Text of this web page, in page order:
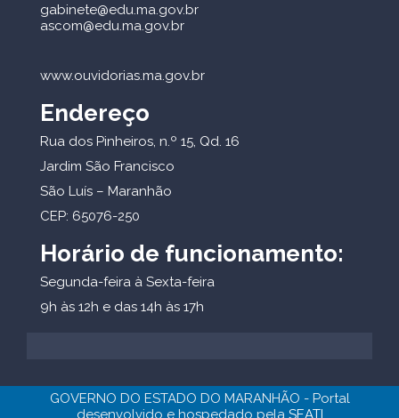
gabinete@edu.ma.gov.br
ascom@edu.ma.gov.br
www.ouvidorias.ma.gov.br
Endereço
Rua dos Pinheiros, n.º 15, Qd. 16
Jardim São Francisco
São Luís – Maranhão
CEP: 65076-250
Horário de funcionamento:
Segunda-feira à Sexta-feira
9h às 12h e das 14h às 17h
GOVERNO DO ESTADO DO MARANHÃO - Portal
desenvolvido e hospedado pela SEATI